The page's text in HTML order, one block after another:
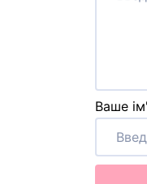
Ваше